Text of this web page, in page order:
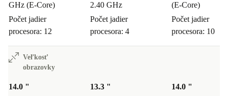
GHz (E-Core)
Počet jadier
procesora: 12
2.40 GHz
Počet jadier
procesora: 4
(E-Core)
Počet jadier
procesora: 10
Veľkosť
obrazovky
14.0 "
13.3 "
14.0 "